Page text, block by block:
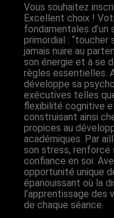
Vous souhaitez
Excellent choix !
fondamentales
primordial : “toucher
jamais nuire au
son énergie et à se
règles essentielles.
développe sa
exécutives telles
flexibilité cognitive
construisant ainsi
propices au
académiques. Par
son stress, renforce
confiance en soi.
opportunité unique
épanouissant où la
l’apprentissage des
de chaque séance.